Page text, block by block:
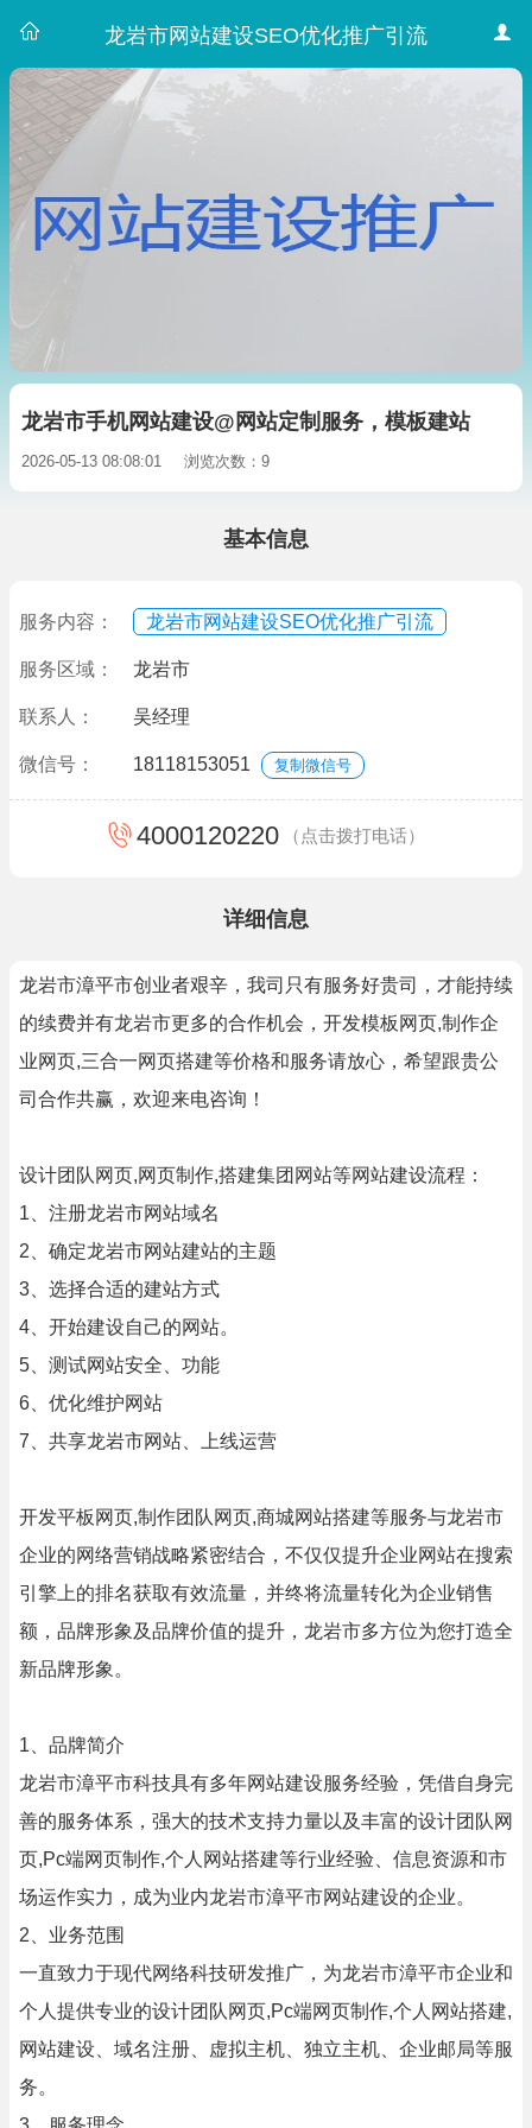
龙岩市网站建设SEO优化推广引流
龙岩市手机网站建设@网站定制服务，模板建站
2026-05-13 08:08:01 浏览次数：9
基本信息
服务内容： 龙岩市网站建设SEO优化推广引流
服务区域： 龙岩市
联系人： 吴经理
微信号： 18118153051 复制微信号
4000120220 （点击拨打电话）
详细信息
龙岩市漳平市创业者艰辛，我司只有服务好贵司，才能持续
的续费并有龙岩市更多的合作机会，开发模板网页,制作企
业网页,三合一网页搭建等价格和服务请放心，希望跟贵公
司合作共赢，欢迎来电咨询！
设计团队网页,网页制作,搭建集团网站等网站建设流程：
1、注册龙岩市网站域名
2、确定龙岩市网站建站的主题
3、选择合适的建站方式
4、开始建设自己的网站。
5、测试网站安全、功能
6、优化维护网站
7、共享龙岩市网站、上线运营
开发平板网页,制作团队网页,商城网站搭建等服务与龙岩市
企业的网络营销战略紧密结合，不仅仅提升企业网站在搜索
引擎上的排名获取有效流量，并终将流量转化为企业销售
额，品牌形象及品牌价值的提升，龙岩市多方位为您打造全
新品牌形象。
1、品牌简介
龙岩市漳平市科技具有多年网站建设服务经验，凭借自身完
善的服务体系，强大的技术支持力量以及丰富的设计团队网
页,Pc端网页制作,个人网站搭建等行业经验、信息资源和市
场运作实力，成为业内龙岩市漳平市网站建设的企业。
2、业务范围
一直致力于现代网络科技研发推广，为龙岩市漳平市企业和
个人提供专业的设计团队网页,Pc端网页制作,个人网站搭建,
网站建设、域名注册、虚拟主机、独立主机、企业邮局等服
务。